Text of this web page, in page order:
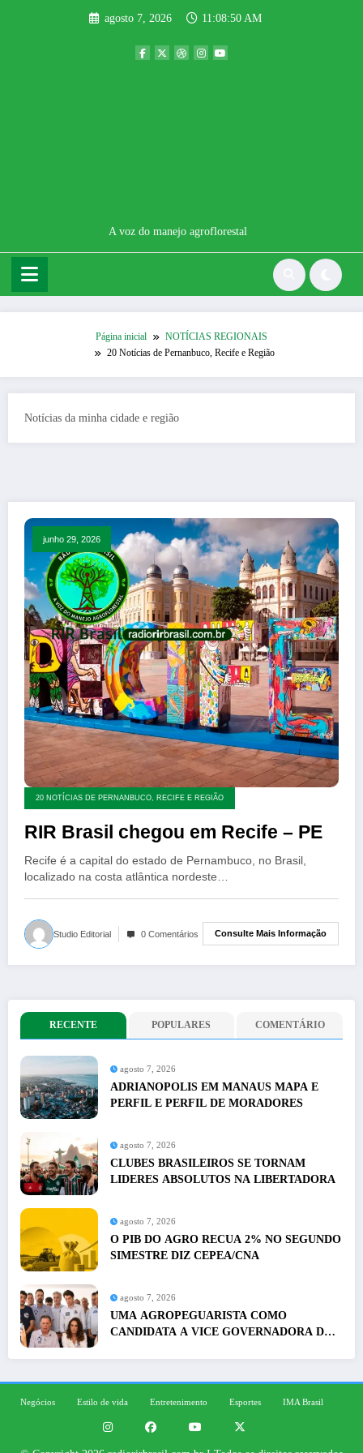
agosto 7, 2026 11:08:50 AM
A voz do manejo agroflorestal
Página inicial
NOTÍCIAS REGIONAIS
20 Notícias de Pernanbuco, Recife e Região
Notícias da minha cidade e região
junho 29, 2026
20 NOTÍCIAS DE PERNANBUCO, RECIFE E REGIÃO
RIR Brasil chegou em Recife – PE
Recife é a capital do estado de Pernambuco, no Brasil,
localizado na costa atlântica nordeste…
Studio Editorial 0 Comentários Consulte Mais Informação
RECENTE POPULARES COMENTÁRIO
agosto 7, 2026
ADRIANOPOLIS EM MANAUS MAPA E
PERFIL E PERFIL DE MORADORES
agosto 7, 2026
CLUBES BRASILEIROS SE TORNAM
LIDERES ABSOLUTOS NA LIBERTADORA
agosto 7, 2026
O PIB DO AGRO RECUA 2% NO SEGUNDO
SIMESTRE DIZ CEPEA/CNA
agosto 7, 2026
UMA AGROPEGUARISTA COMO
CANDIDATA A VICE GOVERNADORA DE
Negócios Estilo de vida Entretenimento Esportes IMA Brasil